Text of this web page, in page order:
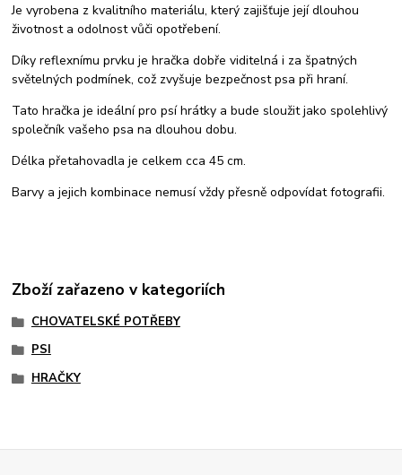
Je vyrobena z kvalitního materiálu, který zajišťuje její dlouhou
životnost a odolnost vůči opotřebení.
Díky reflexnímu prvku je hračka dobře viditelná i za špatných
světelných podmínek, což zvyšuje bezpečnost psa při hraní.
Tato hračka je ideální pro psí hrátky a bude sloužit jako spolehlivý
společník vašeho psa na dlouhou dobu.
Délka přetahovadla je celkem cca 45 cm.
Barvy a jejich kombinace nemusí vždy přesně odpovídat fotografii.
Zboží zařazeno v kategoriích
CHOVATELSKÉ POTŘEBY
PSI
HRAČKY